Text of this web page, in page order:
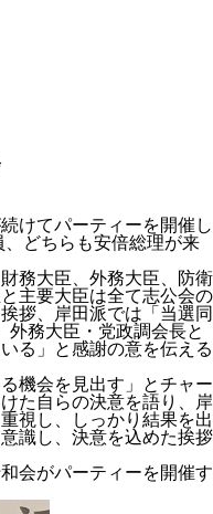
けてパーティーを開催し
、どちらも安倍総理が来
務大臣、外務大臣、防衛
主要大臣は全て志公会の
拶、岸田派では「当選同
外務大臣・党政調会長と
る」と感謝の意を伝える
機会を見出す」とチャー
た自らの決意を語り、岸
視し、しっかり結果を出
識し、決意を込めた挨拶
会がパーティーを開催す